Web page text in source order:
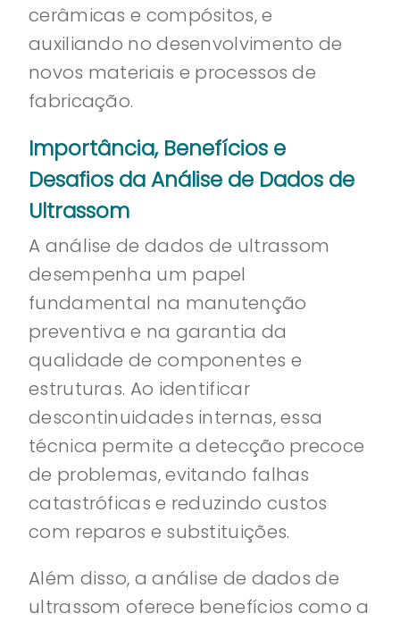
cerâmicas e compósitos, e
auxiliando no desenvolvimento de
novos materiais e processos de
fabricação.
Importância, Benefícios e
Desafios da Análise de Dados de
Ultrassom
A análise de dados de ultrassom
desempenha um papel
fundamental na manutenção
preventiva e na garantia da
qualidade de componentes e
estruturas. Ao identificar
descontinuidades internas, essa
técnica permite a detecção precoce
de problemas, evitando falhas
catastróficas e reduzindo custos
com reparos e substituições.
Além disso, a análise de dados de
ultrassom oferece benefícios como a